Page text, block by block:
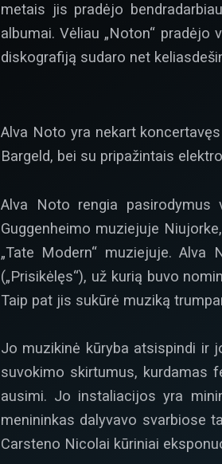
metais jis pradėjo
albumai. Vėliau „Noton“
diskografiją sudaro net
Alva Noto yra nekart
Bargeld, bei su pripažintais
Alva Noto rengia pasirodymus
Guggenheimo muziejuje
„Tate Modern“ muziejuje. Alva
(„Prisikėlęs“), už kurią buvo
Taip pat jis sukūrė muziką
Jo muzikinė kūryba atsispindi ir
suvokimo skirtumus, kurdamas
ausimi. Jo instaliacijos yra
menininkas dalyvavo svarbiose
Carsteno Nicolai kūriniai